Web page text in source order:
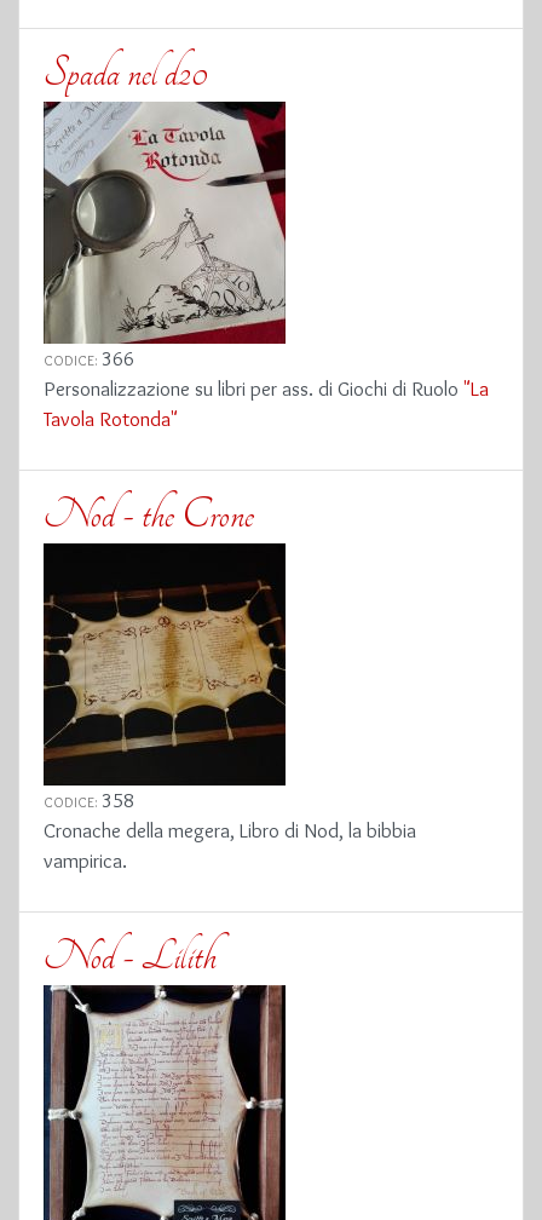
Spada nel d20
CODICE: 366
Personalizzazione su libri per ass. di Giochi di Ruolo "La
Tavola Rotonda"
Nod - the Crone
CODICE: 358
Cronache della megera, Libro di Nod, la bibbia
vampirica.
Nod - Lilith